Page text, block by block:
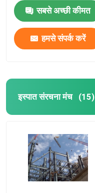
सबसे अच्छी कीमत
हमसे संपर्क करें
इस्पात संरचना मंच (15)